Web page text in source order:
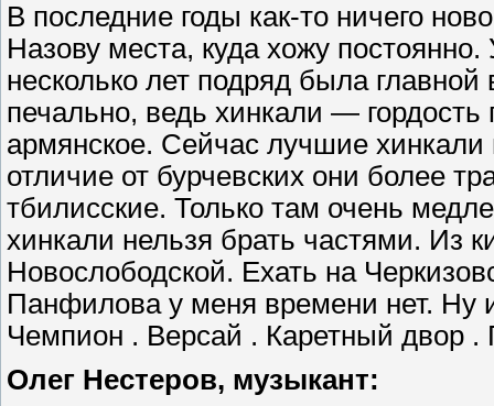
В последние годы как-то ничего
Назову места, куда хожу
несколько лет подряд была
печально, ведь хинкали —
армянское. Сейчас лучшие
отличие от бурчевских они более
тбилисские. Только там очень
хинкали нельзя брать частями. Из
Новослободской. Ехать на
Панфилова у меня времени нет.
Чемпион . Версай . Каретный двор .
Олег Нестеров, музыкант: